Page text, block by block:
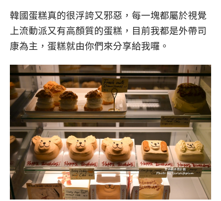
韓國蛋糕真的很浮誇又邪惡，每一塊都屬於視覺
上流動派又有高顏質的蛋糕，目前我都是外帶司
康為主，蛋糕就由你們來分享給我囉。